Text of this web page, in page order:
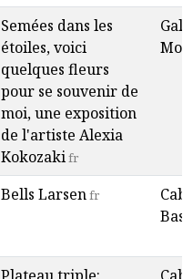
Semées dans les
étoiles, voici
quelques fleurs
pour se souvenir de
moi, une exposition
de l'artiste Alexia
Kokozakifr
Bells Larsenfr